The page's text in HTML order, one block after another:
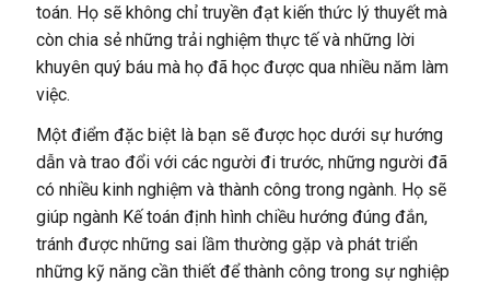
toán. Họ sẽ không chỉ truyền đạt kiến thức lý thuyết mà
còn chia sẻ những trải nghiệm thực tế và những lời
khuyên quý báu mà họ đã học được qua nhiều năm làm
việc.
Một điểm đặc biệt là bạn sẽ được học dưới sự hướng
dẫn và trao đổi với các người đi trước, những người đã
có nhiều kinh nghiệm và thành công trong ngành. Họ sẽ
giúp ngành Kế toán định hình chiều hướng đúng đắn,
tránh được những sai lầm thường gặp và phát triển
những kỹ năng cần thiết để thành công trong sự nghiệp